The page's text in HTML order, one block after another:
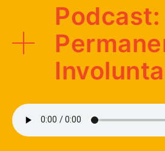
Podcast: